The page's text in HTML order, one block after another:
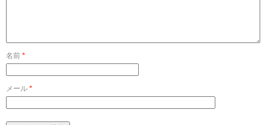
名前 *
メール *